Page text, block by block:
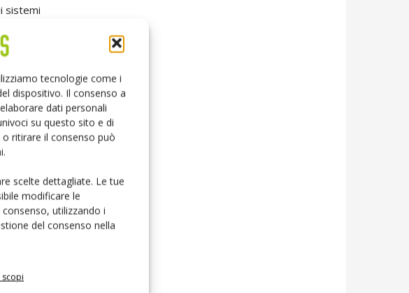
tecnologie come i
dispositivo. Il consenso a
dati personali
su questo sito e di
ritirare il consenso può
scelte dettagliate. Le tue
modificare le
utilizzando i
del consenso nella
scopi
sistemi
che i
Dukosi
e
di
la
per le